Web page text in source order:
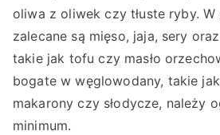
oliwa z oliwek czy tłuste ryby. W
zalecane są mięso, jaja, sery
takie jak tofu czy masło
bogate w węglowodany, takie
makarony czy słodycze, należy
minimum.